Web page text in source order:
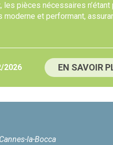
, les pièces nécessaires
moderne et performant,
2026 EN SAVOIR
la-Bocca